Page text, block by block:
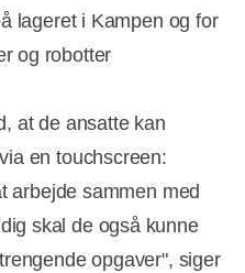
lageret i Kampen og for
og robotter
at de ansatte kan
en touchscreen:
arbejde sammen med
skal de også kunne
opgaver", siger